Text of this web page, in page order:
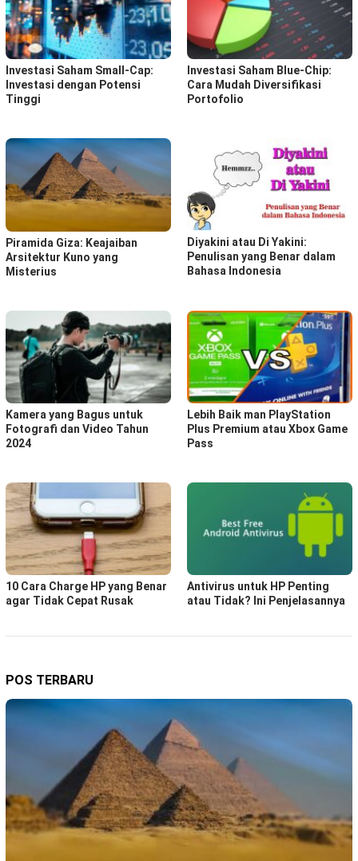
Investasi Saham Small-Cap:
Investasi dengan Potensi
Tinggi
Investasi Saham Blue-Chip:
Cara Mudah Diversifikasi
Portofolio
Piramida Giza: Keajaiban
Arsitektur Kuno yang
Misterius
Diyakini atau Di Yakini:
Penulisan yang Benar dalam
Bahasa Indonesia
Kamera yang Bagus untuk
Fotografi dan Video Tahun
2024
Lebih Baik man PlayStation
Plus Premium atau Xbox Game
Pass
10 Cara Charge HP yang Benar
agar Tidak Cepat Rusak
Antivirus untuk HP Penting
atau Tidak? Ini Penjelasannya
POS TERBARU